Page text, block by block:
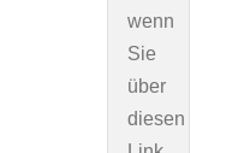
wenn
Sie
über
diesen